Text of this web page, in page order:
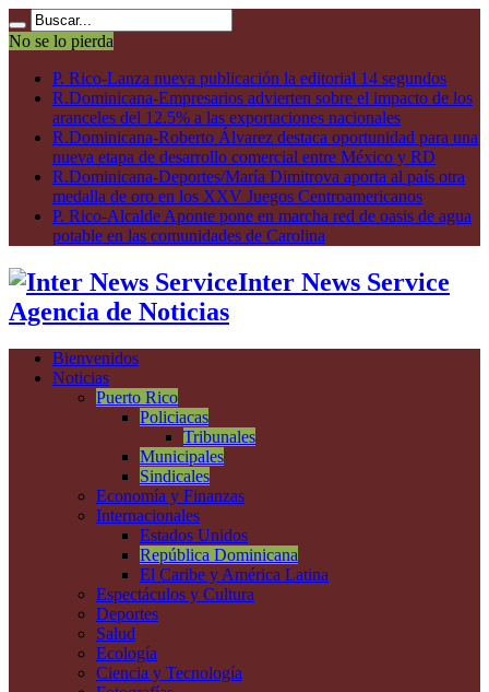
No se lo pierda
P. Rico-Lanza nueva publicación la editorial 14 segundos
R.Dominicana-Empresarios advierten sobre el impacto de los
aranceles del 12.5% a las exportaciones nacionales
R.Dominicana-Roberto Álvarez destaca oportunidad para una
nueva etapa de desarrollo comercial entre México y RD
R.Dominicana-Deportes/María Dimitrova aporta al país otra
medalla de oro en los XXV Juegos Centroamericanos
P. Rico-Alcalde Aponte pone en marcha red de oasis de agua
potable en las comunidades de Carolina
Inter News Service
Agencia de Noticias
Bienvenidos
Noticias
Puerto Rico
Policiacas
Tribunales
Municipales
Sindicales
Economía y Finanzas
Internacionales
Estados Unidos
República Dominicana
El Caribe y América Latina
Espectáculos y Cultura
Deportes
Salud
Ecología
Ciencia y Tecnología